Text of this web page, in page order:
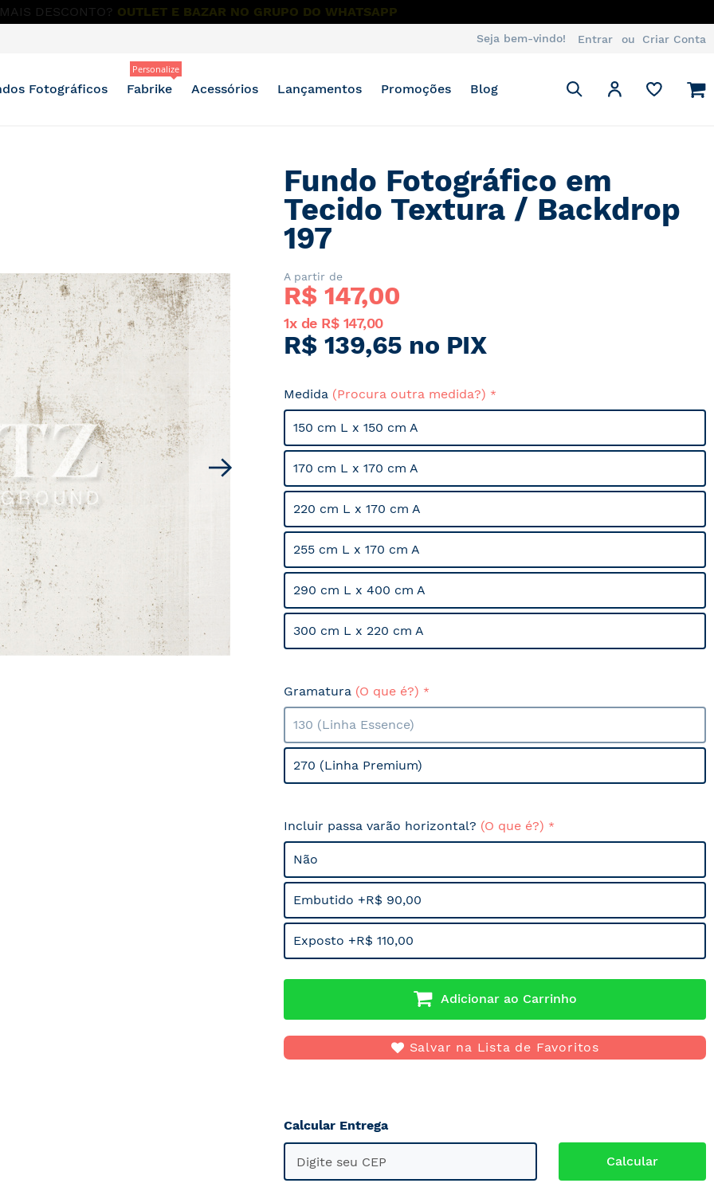
NO PIX E GANHE5% DE DESCONTO EM TODA LOJA
Seja bem-vindo! Entrar Criar Conta
Fotográficos Fabrike
Personalize
Acessórios Lançamentos Promoções Blog
Pesquisa
Pesquisa
Minha Conta
Fundo Fotográfico em
Tecido Textura / Backdrop
197
A partir de
R$ 147,00
1x de R$ 147,00
R$ 139,65 no PIX
Medida (Procura outra medida?)
150 cm L x 150 cm A
170 cm L x 170 cm A
220 cm L x 170 cm A
255 cm L x 170 cm A
290 cm L x 400 cm A
300 cm L x 220 cm A
Gramatura (O que é?)
130 (Linha Essence)
270 (Linha Premium)
Incluir passa varão horizontal? (O que é?)
Não
Embutido +R$ 90,00
Exposto +R$ 110,00
Adicionar ao Carrinho
Salvar na Lista de Favoritos
Calcular Entrega